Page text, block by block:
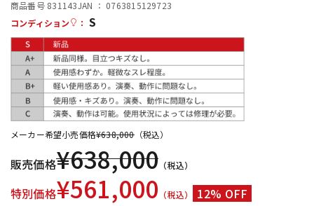
中古 ヴィンテージ
商品番号 831143JAN ： 0763815129723
コンディション
： S
メーカー希望小売価格¥638,000（税込）
販売価格¥638,000 （税込）
特別価格¥561,000 （税込） 12% OFF